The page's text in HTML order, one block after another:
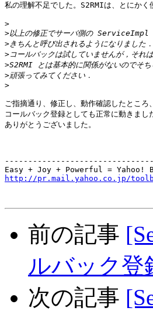
私の理解不足でした。S2RMIは、とにかく
>
>
>
>
>
>
>
ご指摘通り、修正し、動作確認したところ、
コールバック登録としても正常に動きまし
ありがとうございました。
http://pr.mail.yahoo.co.jp/
前の記事
ルバック登
次の記事